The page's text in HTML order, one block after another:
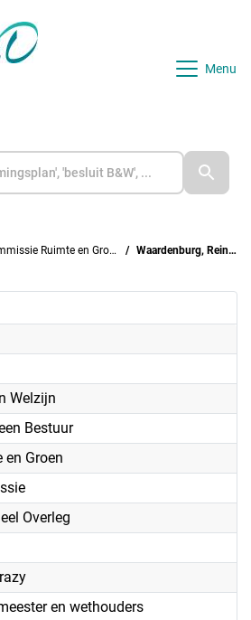
Menu
Ruimte en Groen Waardenburg, Reinier
Welzijn
Bestuur
en Groen
Overleg
en wethouders